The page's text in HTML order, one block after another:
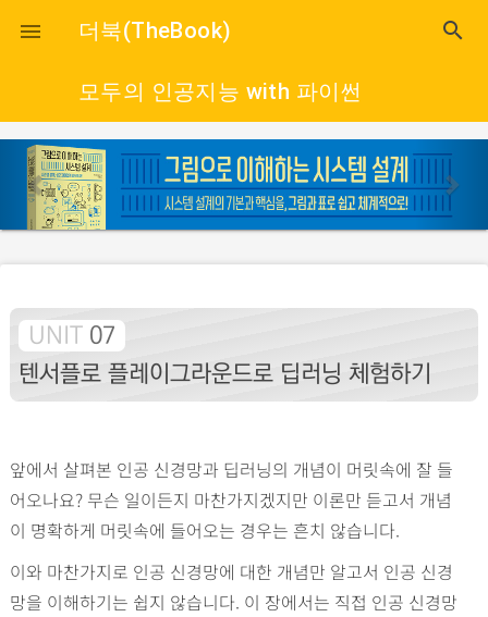
close
 더북(TheBook) search
모두의 인공지능 with 파이썬
p
r
e
o
u
s
n
e
x
UNIT 07
텐서플로 플레이그라운드로 딥러닝 체험하기
앞에서 살펴본 인공 신경망과 딥러닝의 개념이 머릿속에 잘 들
어오나요? 무슨 일이든지 마찬가지겠지만 이론만 듣고서 개념
이 명확하게 머릿속에 들어오는 경우는 흔치 않습니다.
이와 마찬가지로 인공 신경망에 대한 개념만 알고서 인공 신경
망을 이해하기는 쉽지 않습니다. 이 장에서는 직접 인공 신경망